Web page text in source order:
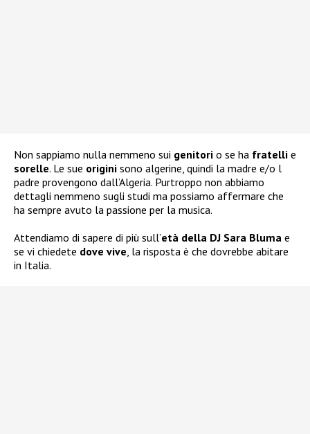
Non sappiamo nulla nemmeno sui genitori o se ha fratelli e
sorelle. Le sue origini sono algerine, quindi la madre e/o l
padre provengono dall’Algeria. Purtroppo non abbiamo
dettagli nemmeno sugli studi ma possiamo affermare che
ha sempre avuto la passione per la musica.
Attendiamo di sapere di più sull’età della DJ Sara Bluma e
se vi chiedete dove vive, la risposta è che dovrebbe abitare
in Italia.